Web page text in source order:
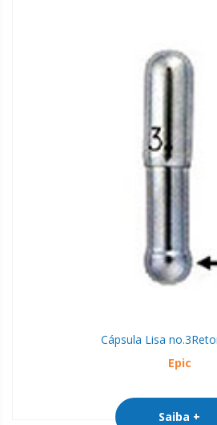
Cápsula Lisa no.3
Epic
Saiba +